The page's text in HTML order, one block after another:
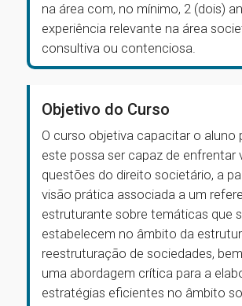
na área com, no mínimo, 2 (dois)
experiência relevante na área
consultiva ou contenciosa.
Objetivo do Curso
O curso objetiva capacitar o aluno
este possa ser capaz de enfrentar
questões do direito societário, a
visão prática associada a um
estruturante sobre temáticas que
estabelecem no âmbito da
reestruturação de sociedades,
uma abordagem crítica para a
estratégias eficientes no âmbito